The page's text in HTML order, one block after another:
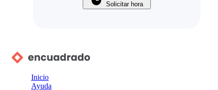
Solicitar hora
Inicio
Ayuda